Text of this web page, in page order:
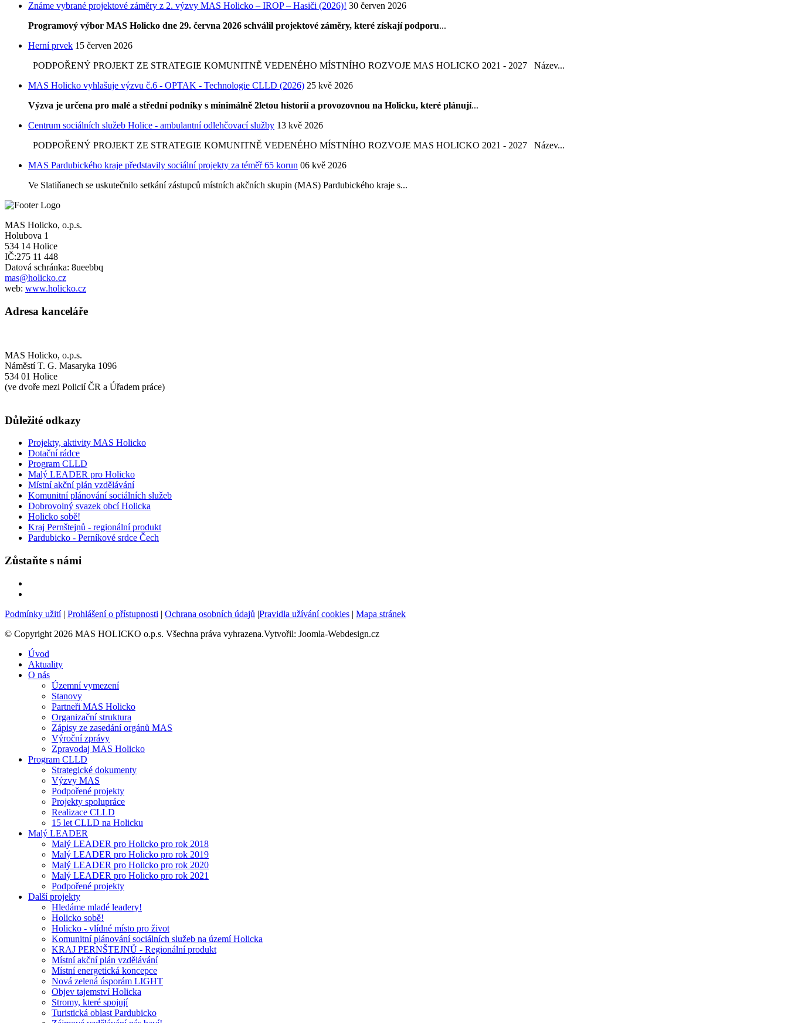
Známe vybrané projektové záměry z 2. výzvy MAS Holicko – IROP – Hasiči (2026)! 30 červen 2026
Programový výbor MAS Holicko dne 29. června 2026 schválil projektové záměry, které získají podporu...
Herní prvek 15 červen 2026
PODPOŘENÝ PROJEKT ZE STRATEGIE KOMUNITNĚ VEDENÉHO MÍSTNÍHO ROZVOJE MAS HOLICKO 2021 - 2027 Název...
MAS Holicko vyhlašuje výzvu č.6 - OPTAK - Technologie CLLD (2026) 25 kvě 2026
Výzva je určena pro malé a střední podniky s minimálně 2letou historií a provozovnou na Holicku, které plánují...
Centrum sociálních služeb Holice - ambulantní odlehčovací služby 13 kvě 2026
PODPOŘENÝ PROJEKT ZE STRATEGIE KOMUNITNĚ VEDENÉHO MÍSTNÍHO ROZVOJE MAS HOLICKO 2021 - 2027 Název...
MAS Pardubického kraje představily sociální projekty za téměř 65 korun 06 kvě 2026
Ve Slatiňanech se uskutečnilo setkání zástupců místních akčních skupin (MAS) Pardubického kraje s...
MAS Holicko, o.p.s.
Holubova 1
534 14 Holice
IČ:275 11 448
Datová schránka: 8ueebbq
mas@holicko.cz
web: www.holicko.cz
Adresa kanceláře
MAS Holicko, o.p.s.
Náměstí T. G. Masaryka 1096
534 01 Holice
(ve dvoře mezi Policií ČR a Úřadem práce)
Důležité odkazy
Projekty, aktivity MAS Holicko
Dotační rádce
Program CLLD
Malý LEADER pro Holicko
Místní akční plán vzdělávání
Komunitní plánování sociálních služeb
Dobrovolný svazek obcí Holicka
Holicko sobě!
Kraj Pernštejnů - regionální produkt
Pardubicko - Perníkové srdce Čech
Zůstaňte s námi
Podmínky užití| Prohlášení o přístupnosti | Ochrana osobních údajů |Pravidla užívání cookies | Mapa stránek
© Copyright 2026 MAS HOLICKO o.p.s. Všechna práva vyhrazena.Vytvořil: Joomla-Webdesign.cz
Úvod
Aktuality
O nás
Územní vymezení
Stanovy
Partneři MAS Holicko
Organizační struktura
Zápisy ze zasedání orgánů MAS
Výroční zprávy
Zpravodaj MAS Holicko
Program CLLD
Strategické dokumenty
Výzvy MAS
Podpořené projekty
Projekty spolupráce
Realizace CLLD
15 let CLLD na Holicku
Malý LEADER
Malý LEADER pro Holicko pro rok 2018
Malý LEADER pro Holicko pro rok 2019
Malý LEADER pro Holicko pro rok 2020
Malý LEADER pro Holicko pro rok 2021
Podpořené projekty
Další projekty
Hledáme mladé leadery!
Holicko sobě!
Holicko - vlídné místo pro život
Komunitní plánování sociálních služeb na území Holicka
KRAJ PERNŠTEJNŮ - Regionální produkt
Místní akční plán vzdělávání
Místní energetická koncepce
Nová zelená úsporám LIGHT
Objev tajemství Holicka
Stromy, které spojují
Turistická oblast Pardubicko